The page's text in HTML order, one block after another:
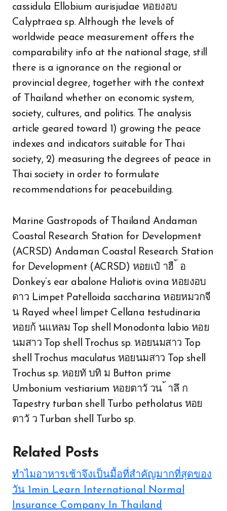
cassidula Ellobium aurisjudae หอยงอบ
Calyptraea sp. Although the levels of
worldwide peace measurement offers the
comparability info at the national stage, still
there is a ignorance on the regional or
provincial degree, together with the context
of Thailand whether on economic system,
society, cultures, and politics. The analysis
article geared toward 1) growing the peace
indexes and indicators suitable for Thai
society, 2) measuring the degrees of peace in
Thai society in order to formulate
recommendations for peacebuilding.
Marine Gastropods of Thailand Andaman
Coastal Research Station for Development
(ACRSD) Andaman Coastal Research Station
for Development (ACRSD) หอยเป๋ าฮื ้ อ
Donkey’s ear abalone Haliotis ovina หอยงอบ
ดาว Limpet Patelloida saccharina หอยหมวกจี
น Rayed wheel limpet Cellana testudinaria
หอยก้ นแหลม Top shell Monodonta labio หอย
นมสาว Top shell Trochus sp. หอยนมสาว Top
shell Trochus maculatus หอยนมสาว Top shell
Trochus sp. หอยทั บทิ ม Button prime
Umbonium vestiarium หอยตาวั วน ้ าลึ ก
Tapestry turban shell Turbo petholatus หอย
ตาวั ว Turban shell Turbo sp.
Related Posts
ทำไมอาหารเช้าจึงเป็นมื้อที่สำคัญมากที่สุดของ
วัน 1min Learn International Normal
Insurance Company In Thailand